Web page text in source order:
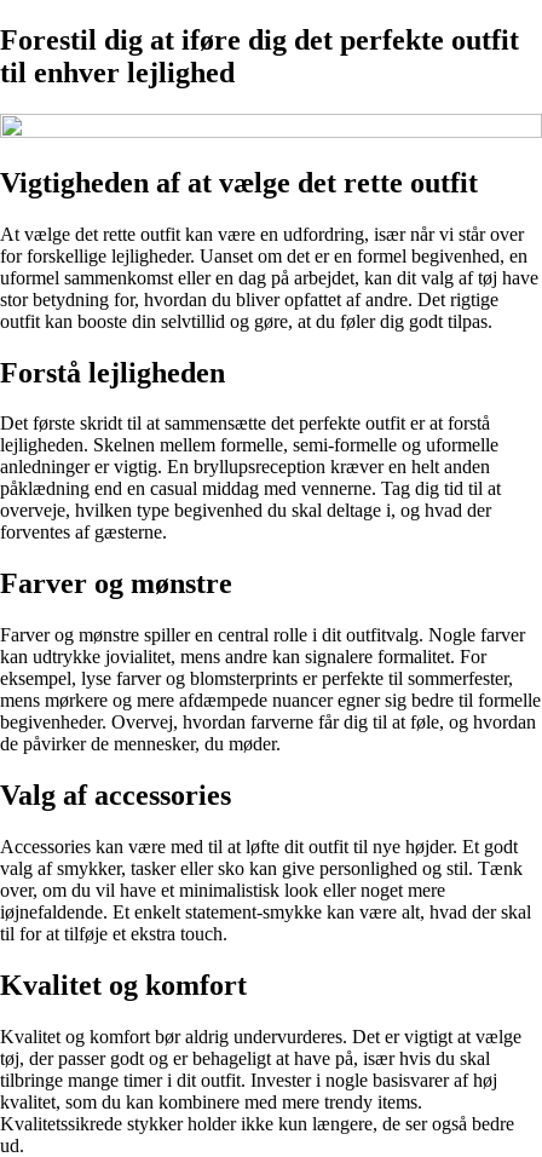
Forestil dig at iføre dig det perfekte outfit
til enhver lejlighed
Vigtigheden af at vælge det rette outfit
At vælge det rette outfit kan være en udfordring, især når vi står over
for forskellige lejligheder. Uanset om det er en formel begivenhed, en
uformel sammenkomst eller en dag på arbejdet, kan dit valg af tøj have
stor betydning for, hvordan du bliver opfattet af andre. Det rigtige
outfit kan booste din selvtillid og gøre, at du føler dig godt tilpas.
Forstå lejligheden
Det første skridt til at sammensætte det perfekte outfit er at forstå
lejligheden. Skelnen mellem formelle, semi-formelle og uformelle
anledninger er vigtig. En bryllupsreception kræver en helt anden
påklædning end en casual middag med vennerne. Tag dig tid til at
overveje, hvilken type begivenhed du skal deltage i, og hvad der
forventes af gæsterne.
Farver og mønstre
Farver og mønstre spiller en central rolle i dit outfitvalg. Nogle farver
kan udtrykke jovialitet, mens andre kan signalere formalitet. For
eksempel, lyse farver og blomsterprints er perfekte til sommerfester,
mens mørkere og mere afdæmpede nuancer egner sig bedre til formelle
begivenheder. Overvej, hvordan farverne får dig til at føle, og hvordan
de påvirker de mennesker, du møder.
Valg af accessories
Accessories kan være med til at løfte dit outfit til nye højder. Et godt
valg af smykker, tasker eller sko kan give personlighed og stil. Tænk
over, om du vil have et minimalistisk look eller noget mere
iøjnefaldende. Et enkelt statement-smykke kan være alt, hvad der skal
til for at tilføje et ekstra touch.
Kvalitet og komfort
Kvalitet og komfort bør aldrig undervurderes. Det er vigtigt at vælge
tøj, der passer godt og er behageligt at have på, især hvis du skal
tilbringe mange timer i dit outfit. Invester i nogle basisvarer af høj
kvalitet, som du kan kombinere med mere trendy items.
Kvalitetssikrede stykker holder ikke kun længere, de ser også bedre
ud.